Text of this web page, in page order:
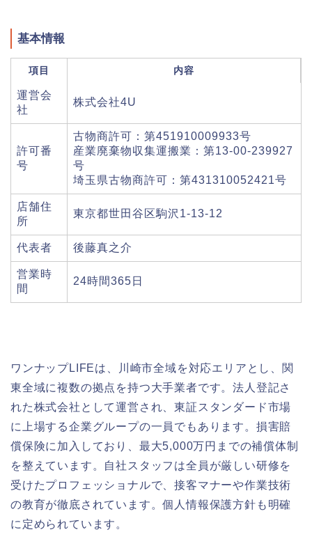
基本情報
項目 内容
運営会
社
株式会社4U
許可番
号
古物商許可：第451910009933号
産業廃棄物収集運搬業：第13-00-239927
号
埼玉県古物商許可：第431310052421号
店舗住
所
東京都世田谷区駒沢1-13-12
代表者 後藤真之介
営業時
間
24時間365日
ワンナップLIFEは、川崎市全域を対応エリアとし、関
東全域に複数の拠点を持つ大手業者です。法人登記さ
れた株式会社として運営され、東証スタンダード市場
に上場する企業グループの一員でもあります。損害賠
償保険に加入しており、最大5,000万円までの補償体制
を整えています。自社スタッフは全員が厳しい研修を
受けたプロフェッショナルで、接客マナーや作業技術
の教育が徹底されています。個人情報保護方針も明確
に定められています。